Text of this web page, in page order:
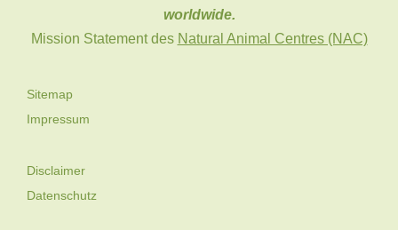
worldwide.
Mission Statement des Natural Animal Centres (NAC)
Sitemap
Impressum
Disclaimer
Datenschutz